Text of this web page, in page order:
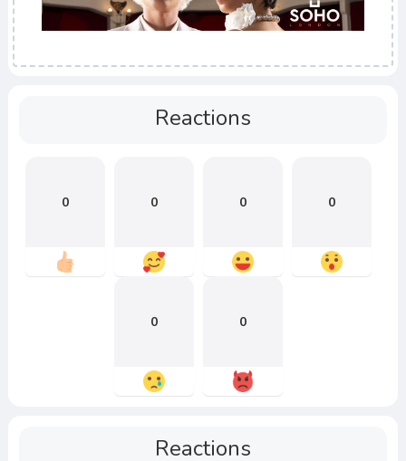
Reactions
0 0 0 0
0 0
Reactions